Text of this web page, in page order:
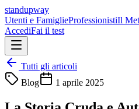
standupway
Utenti e FamiglieProfessionistiIl
AccediFai il test
Tutti gli articoli
Blog
1 aprile 2025